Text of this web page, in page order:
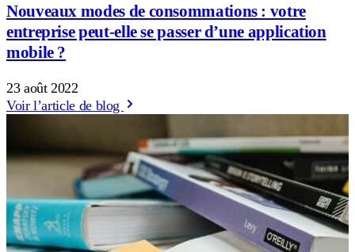
Nouveaux modes de consommations : votre
entreprise peut-elle se passer d’une application
mobile ?
23 août 2022
Voir l’article de blog